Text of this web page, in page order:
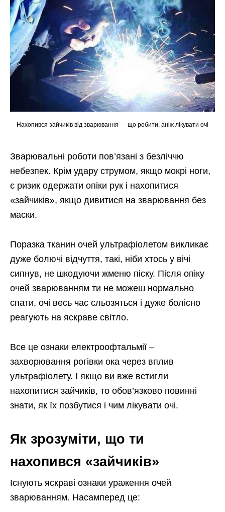
Нахопився зайчиків від зварювання — що робити, аніж лікувати очі
Зварювальні роботи пов’язані з безліччю
небезпек. Крім удару струмом, якщо мокрі ноги,
є ризик одержати опіки рук і нахопитися
«зайчиків», якщо дивитися на зварювання без
маски.
Поразка тканин очей ультрафіолетом викликає
дуже болючі відчуття, такі, ніби хтось у вічі
сипнув, не шкодуючи жменю піску. Після опіку
очей зварюванням ти не можеш нормально
спати, очі весь час сльозяться і дуже болісно
реагують на яскраве світло.
Все це ознаки електроофтальмії –
захворювання рогівки ока через вплив
ультрафіолету. І якщо ви вже встигли
нахопитися зайчиків, то обов’язково повинні
знати, як їх позбутися і чим лікувати очі.
Як зрозуміти, що ти
нахопився «зайчиків»
Існують яскраві ознаки ураження очей
зварюванням. Насамперед це: